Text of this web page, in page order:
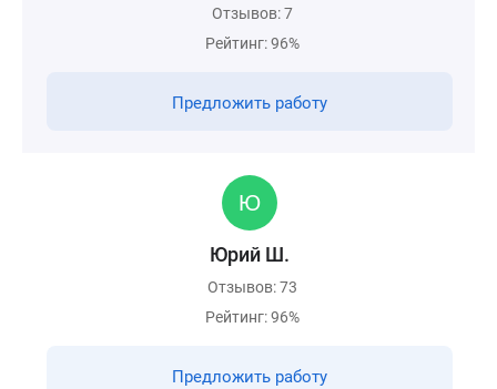
Отзывов: 7
Рейтинг: 96%
Предложить работу
Юрий Ш.
Отзывов: 73
Рейтинг: 96%
Предложить работу